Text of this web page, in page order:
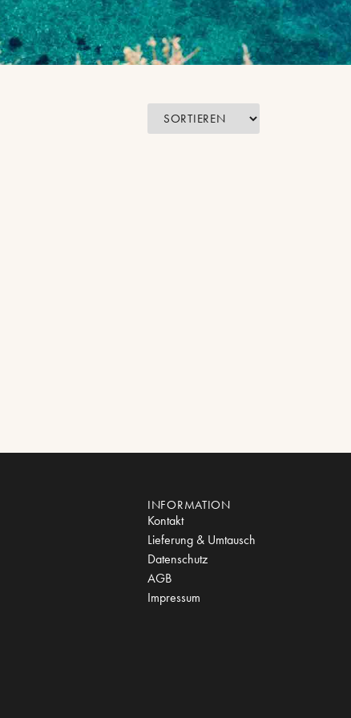
INFORMATION
Kontakt
Lieferung & Umtausch
Datenschutz
AGB
Impressum